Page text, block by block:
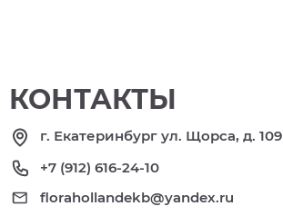
КОНТАКТЫ
г. Екатеринбург ул. Щорса, д. 109
+7 (912) 616-24-10
florahollandekb@yandex.ru